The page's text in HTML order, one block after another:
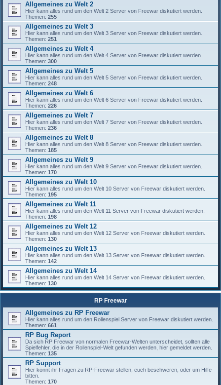
Allgemeines zu Welt 2
Hier kann alles rund um den Welt 2 Server von Freewar diskutiert werden.
Themen: 255
Allgemeines zu Welt 3
Hier kann alles rund um den Welt 3 Server von Freewar diskutiert werden.
Themen: 251
Allgemeines zu Welt 4
Hier kann alles rund um den Welt 4 Server von Freewar diskutiert werden.
Themen: 300
Allgemeines zu Welt 5
Hier kann alles rund um den Welt 5 Server von Freewar diskutiert werden.
Themen: 248
Allgemeines zu Welt 6
Hier kann alles rund um den Welt 6 Server von Freewar diskutiert werden.
Themen: 226
Allgemeines zu Welt 7
Hier kann alles rund um den Welt 7 Server von Freewar diskutiert werden.
Themen: 236
Allgemeines zu Welt 8
Hier kann alles rund um den Welt 8 Server von Freewar diskutiert werden.
Themen: 185
Allgemeines zu Welt 9
Hier kann alles rund um den Welt 9 Server von Freewar diskutiert werden.
Themen: 170
Allgemeines zu Welt 10
Hier kann alles rund um den Welt 10 Server von Freewar diskutiert werden.
Themen: 195
Allgemeines zu Welt 11
Hier kann alles rund um den Welt 11 Server von Freewar diskutiert werden.
Themen: 198
Allgemeines zu Welt 12
Hier kann alles rund um den Welt 12 Server von Freewar diskutiert werden.
Themen: 130
Allgemeines zu Welt 13
Hier kann alles rund um den Welt 13 Server von Freewar diskutiert werden.
Themen: 142
Allgemeines zu Welt 14
Hier kann alles rund um den Welt 14 Server von Freewar diskutiert werden.
Themen: 130
RP Freewar
Allgemeines zu RP Freewar
Hier kann alles rund um den Rollenspiel Server von Freewar diskutiert werden.
Themen: 661
RP Bug Report
Da sich RP Freewar von normalen Freewar-Welten unterscheidet, sollten alle
Spielfehler, die in der Rollenspiel-Welt gefunden werden, hier gemeldet werden.
Themen: 135
RP Support
Hier könnt ihr Fragen zu RP-Freewar stellen, euch beschweren, oder um Hilfe
bitten.
Themen: 170